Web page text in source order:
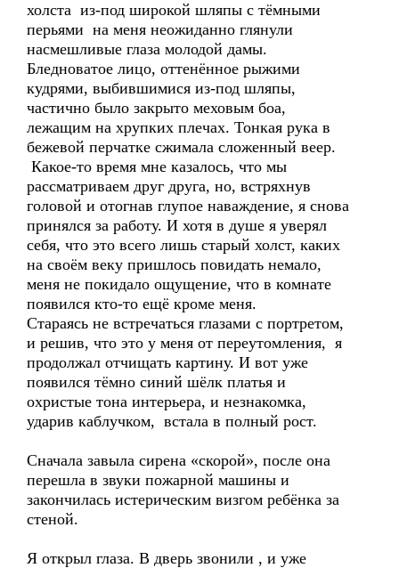
холста из-под широкой шляпы с тёмными
перьями на меня неожиданно глянули
насмешливые глаза молодой дамы.
Бледноватое лицо, оттенённое рыжими
кудрями, выбившимися из-под шляпы,
частично было закрыто меховым боа,
лежащим на хрупких плечах. Тонкая рука в
бежевой перчатке сжимала сложенный веер.
Какое-то время мне казалось, что мы
рассматриваем друг друга, но, встряхнув
головой и отогнав глупое наваждение, я снова
принялся за работу. И хотя в душе я уверял
себя, что это всего лишь старый холст, каких
на своём веку пришлось повидать немало,
меня не покидало ощущение, что в комнате
появился кто-то ещё кроме меня.
Стараясь не встречаться глазами с портретом,
и решив, что это у меня от переутомления, я
продолжал отчищать картину. И вот уже
появился тёмно синий шёлк платья и
охристые тона интерьера, и незнакомка,
ударив каблучком, встала в полный рост.
Сначала завыла сирена «скорой», после она
перешла в звуки пожарной машины и
закончилась истерическим визгом ребёнка за
стеной.
Я открыл глаза. В дверь звонили , и уже